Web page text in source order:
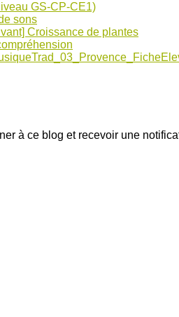
GS-CP-CE1)
sons
Croissance de plantes
à ce blog et recevoir une